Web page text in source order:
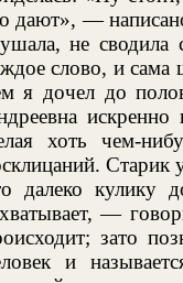
дают», —
не
слово, и
я дочел до
хоть чем-
Старик
далеко кулику
—
зато
и